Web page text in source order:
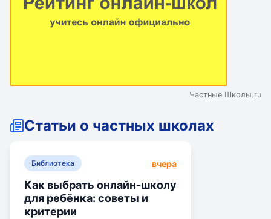
Частные Школы.ru
Статьи о частных школах
Библиотека вчера
Как выбрать онлайн-школу
для ребёнка: советы и
критерии